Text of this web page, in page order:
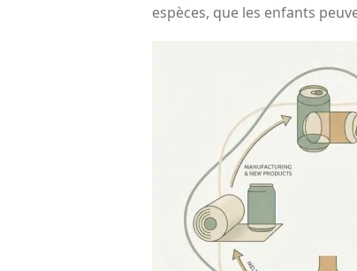
espèces, que les enfants